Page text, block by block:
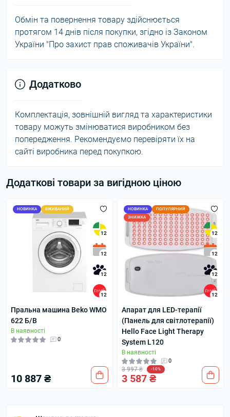
Обмін та повернення товару здійснюється
протягом 14 днів після покупки, згідно із Законом
України "Про захист прав споживачів України".
Додатково
Комплектація, зовнішній вигляд та характеристики
товару можуть змінюватися виробником без
попередження. Рекомендуємо перевіряти їх на
сайті виробника перед покупкою.
Додаткові товари за вигідною ціною
НОВИНКА ВЖИВАНИЙ
12
12
12
12
Пральна машина Beko WMO
622 Б/В
В наявності
0
10 887 ₴
НОВИНКА
ПОПУЛЯРНИЙ
ЗНИЖКА
12
12
12
12
Апарат для LED-терапії
(Панель для світлотерапії)
Hello Face Light Therapy
System L120
В наявності
0
3 997 ₴ -10%
3 587 ₴